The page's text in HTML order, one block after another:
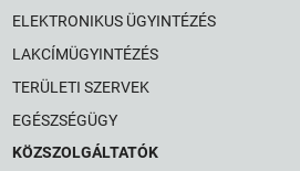
ELEKTRONIKUS ÜGYINTÉZÉS
LAKCÍMÜGYINTÉZÉS
TERÜLETI SZERVEK
EGÉSZSÉGÜGY
KÖZSZOLGÁLTATÓK